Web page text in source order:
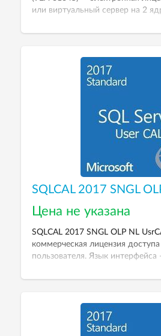
или виртуальный сервер на 2
SQLCAL 2017 SNGL
Цена не указана
SQLCAL 2017 SNGL OLP NL
коммерческая лицензия
пользователя. Язык